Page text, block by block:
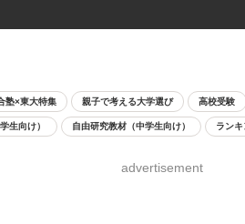
塾×東大特集 親子で考える大学選び 高校受験
生向け） 自由研究教材（中学生向け） ラン
advertisement